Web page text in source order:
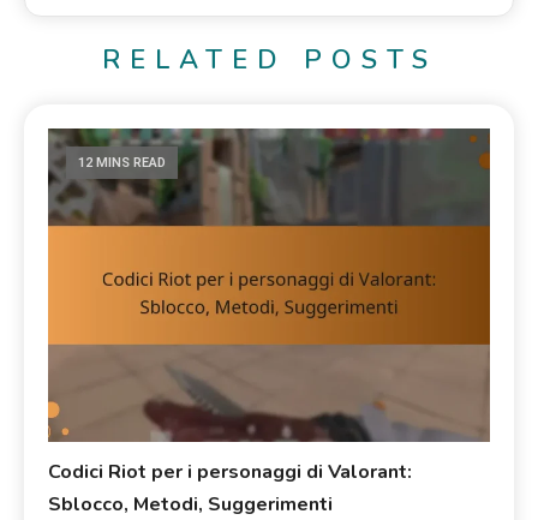
RELATED POSTS
12 MINS READ
Codici Riot per i personaggi di Valorant:
Sblocco, Metodi, Suggerimenti